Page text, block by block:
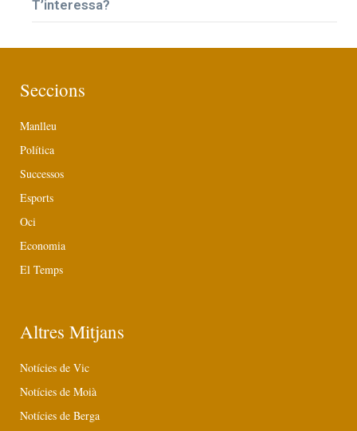
T’interessa?
Seccions
Manlleu
Política
Successos
Esports
Oci
Economia
El Temps
Altres Mitjans
Notícies de Vic
Notícies de Moià
Notícies de Berga